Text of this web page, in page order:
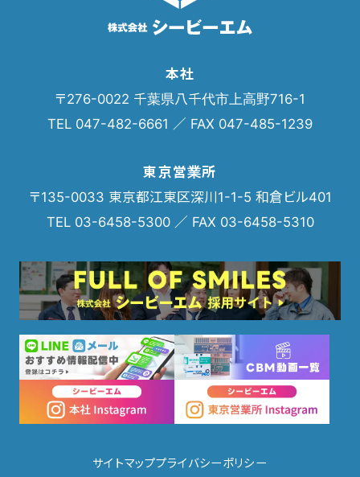
本社
〒276-0022 千葉県八千代市上高野716-1
TEL 047-482-6661 ／ FAX 047-485-1239
東京営業所
〒135-0033 東京都江東区深川1-1-5 和倉ビル401
TEL 03-6458-5300 ／ FAX 03-6458-5310
サイトマッププライバシーポリシー